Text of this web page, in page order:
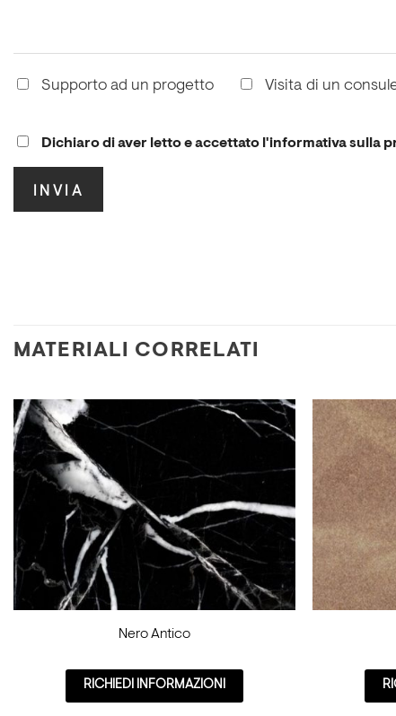
Supporto ad un progetto Visita di un
Dichiaro di aver letto e accettato l'informativa sulla
MATERIALI CORRELATI
Nero Antico
RICHIEDI INFORMAZIONI